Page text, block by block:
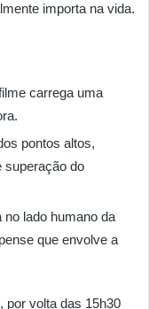
importa na vida.
carrega uma
pontos altos,
superação do
lado humano da
que envolve a
, por volta das 15h30